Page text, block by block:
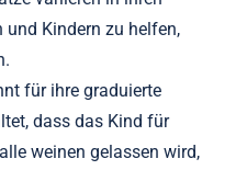
Kindern zu helfen,
für ihre graduierte
dass das Kind für
weinen gelassen wird,